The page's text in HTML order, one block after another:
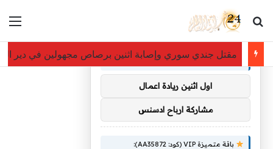
بحث عن
مقتل جندي سوري وإصابة اثنين برصاص مجهولين في دير
توصيات :
باقة متميزة VIP (كود: AA38045):
اول اثنين ريادة اعمال
مشاركة ارباح ادسنس
باقة متميزة VIP (كود: AA35872):